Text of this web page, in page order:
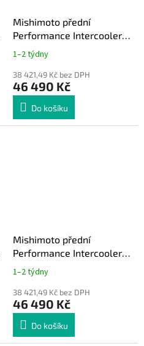
Mishimoto přední
Performance Intercooler
kit Subaru Impreza STI 08-
14 zlatá včetně sání
1–2 týdny
38 421,49 Kč bez DPH
46 490 Kč
Do košíku
Mishimoto přední
Performance Intercooler
kit Subaru Impreza STI 08-
14 stříbrná včetně sání
1–2 týdny
38 421,49 Kč bez DPH
46 490 Kč
Do košíku